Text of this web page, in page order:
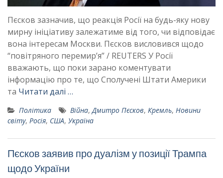
Пєсков зазначив, що реакція Росії на будь-яку нову
мирну ініціативу залежатиме від того, чи відповідає
вона інтересам Москви. Пєсков висловився щодо
“повітряного перемир’я” / REUTERS У Росії
вважають, що поки зарано коментувати
інформацію про те, що Сполучені Штати Америки
та Читати далі …
Політика Війна,Дмитро Пєсков, Кремль, Новини
світу, Росія, США, Україна
Пєсков заявив про дуалізм у позиції Трампа
щодо України